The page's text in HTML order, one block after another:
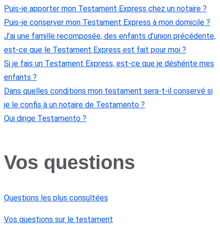
Puis-je apporter mon Testament Express chez un notaire ?
Puis-je conserver mon Testament Express à mon domicile ?
J’ai une famille recomposée, des enfants d’union précédente,
est-ce que le Testament Express est fait pour moi ?
Si je fais un Testament Express, est-ce que je déshérite mes
enfants ?
Dans quelles conditions mon testament sera-t-il conservé si
je le confis à un notaire de Testamento ?
Qui dirige Testamento ?
Vos questions
Questions les plus consultées
Vos questions sur le testament